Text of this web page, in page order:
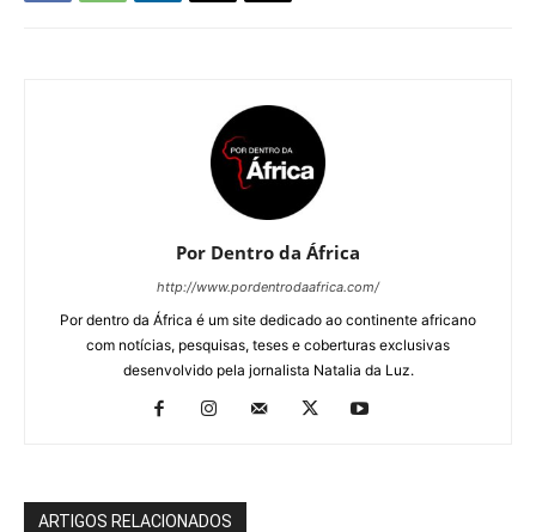
Por Dentro da África
http://www.pordentrodaafrica.com/
Por dentro da África é um site dedicado ao continente africano
com notícias, pesquisas, teses e coberturas exclusivas
desenvolvido pela jornalista Natalia da Luz.
ARTIGOS RELACIONADOS